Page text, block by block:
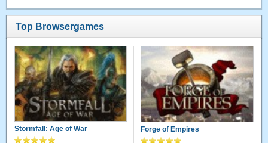
Top Browsergames
Stormfall: Age of War Forge of Empires